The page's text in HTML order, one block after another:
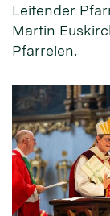
Leitender
Martin
Pfarreien.